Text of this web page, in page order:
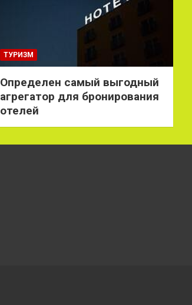
ТУРИЗМ
Определен самый выгодный
агрегатор для бронирования
отелей